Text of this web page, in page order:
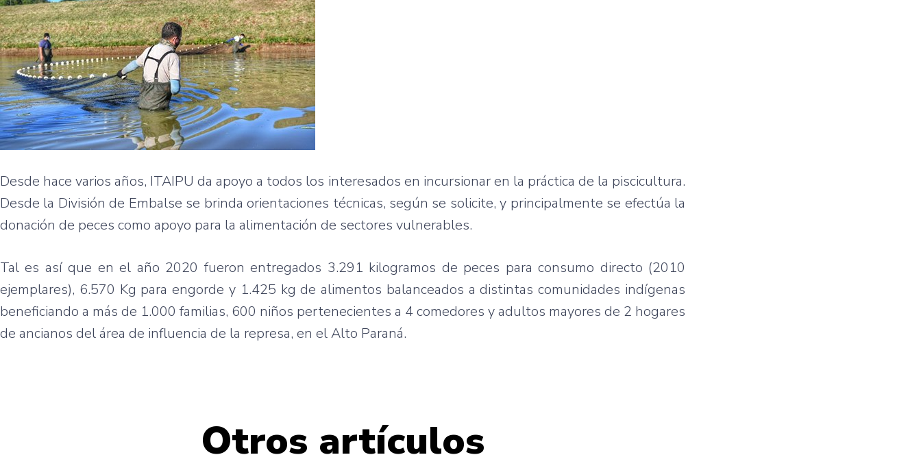
Desde hace varios años, ITAIPU da apoyo a todos los interesados en incursionar en la práctica de la piscicultura.
Desde la División de Embalse se brinda orientaciones técnicas, según se solicite, y principalmente se efectúa la
donación de peces como apoyo para la alimentación de sectores vulnerables.
Tal es así que en el año 2020 fueron entregados 3.291 kilogramos de peces para consumo directo (2010
ejemplares), 6.570 Kg para engorde y 1.425 kg de alimentos balanceados a distintas comunidades indígenas
beneficiando a más de 1.000 familias, 600 niños pertenecientes a 4 comedores y adultos mayores de 2 hogares
de ancianos del área de influencia de la represa, en el Alto Paraná.
Otros artículos